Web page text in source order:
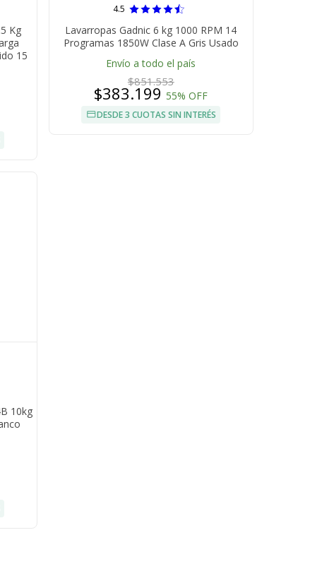
Kg
15
4.5
Lavarropas Gadnic 6 kg 1000 RPM 14
Programas 1850W Clase A Gris Usado
Envío a todo el país
$851.553
$383.19955% OFF
DESDE 3 CUOTAS SIN INTERÉS
10kg